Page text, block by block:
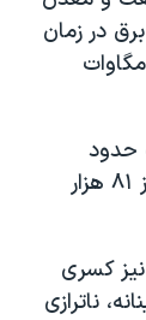
برق در زمان
حدود ۱۳.۶ هزار مگاوات
حدود
۶۸.۴ هزار مگاوات و تقاضای برق بیش از ۸۱ هزار
کسری
ناترازی